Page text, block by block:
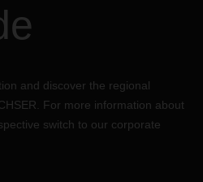
and discover the regional
For more information about
switch to our corporate